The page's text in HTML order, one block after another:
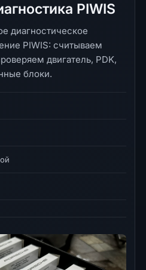
PIWIS
диагностическое
PIWIS: считываем
двигатель, PDK,
блоки.